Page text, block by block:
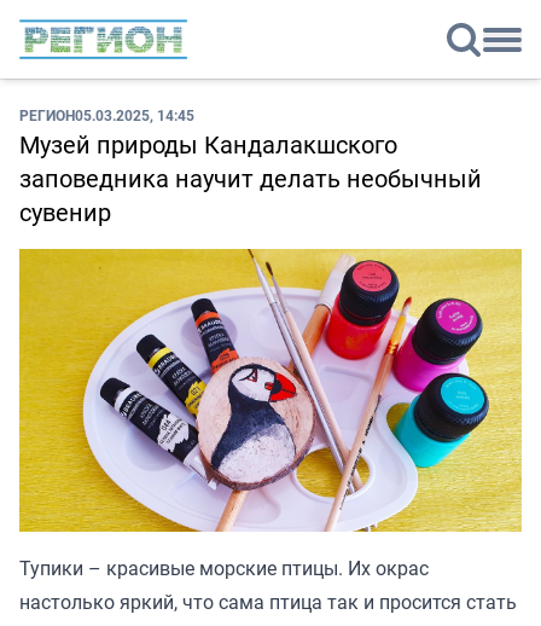
РЕГИОН05.03.2025, 14:45
Музей природы Кандалакшского
заповедника научит делать необычный
сувенир
Тупики – красивые морские птицы. Их окрас
настолько яркий, что сама птица так и просится стать